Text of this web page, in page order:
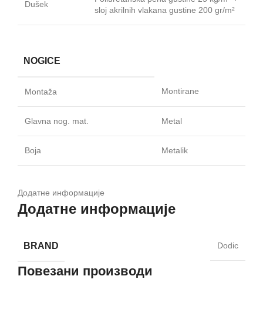
Dušek
sloj akrilnih vlakana gustine 200 gr/m²
NOGICE
Montaža Montirane
Glavna nog. mat. Metal
Boja Metalik
Додатне информације
Додатне информације
BRAND Dodic
Повезани производи